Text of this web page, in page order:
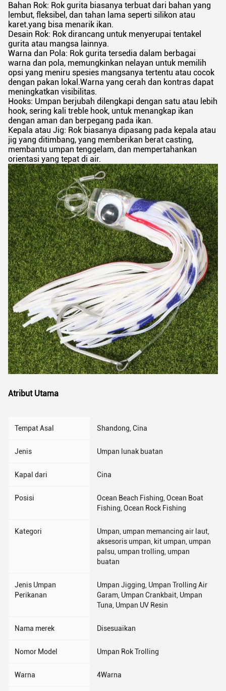
Bahan Rok: Rok gurita biasanya terbuat dari bahan yang
lembut, fleksibel, dan tahan lama seperti silikon atau
karet.yang bisa menarik ikan.
Desain Rok: Rok dirancang untuk menyerupai tentakel
gurita atau mangsa lainnya.
Warna dan Pola: Rok gurita tersedia dalam berbagai
warna dan pola, memungkinkan nelayan untuk memilih
opsi yang meniru spesies mangsanya tertentu atau cocok
dengan pakan lokal.Warna yang cerah dan kontras dapat
meningkatkan visibilitas.
Hooks: Umpan berjubah dilengkapi dengan satu atau lebih
hook, sering kali treble hook, untuk menangkap ikan
dengan aman dan berpegang pada ikan.
Kepala atau Jig: Rok biasanya dipasang pada kepala atau
jig yang ditimbang, yang memberikan berat casting,
membantu umpan tenggelam, dan mempertahankan
orientasi yang tepat di air.
Atribut Utama
Tempat Asal Shandong, Cina
Jenis Umpan lunak buatan
Kapal dari Cina
Posisi
Ocean Beach Fishing, Ocean Boat
Fishing, Ocean Rock Fishing
Kategori
Umpan, umpan memancing air laut,
aksesoris umpan, kit umpan, umpan
palsu, umpan trolling, umpan
buatan
Jenis Umpan
Perikanan
Umpan Jigging, Umpan Trolling Air
Garam, Umpan Crankbait, Umpan
Tuna, Umpan UV Resin
Nama merek Disesuaikan
Nomor Model Umpan Rok Trolling
Warna 4Warna